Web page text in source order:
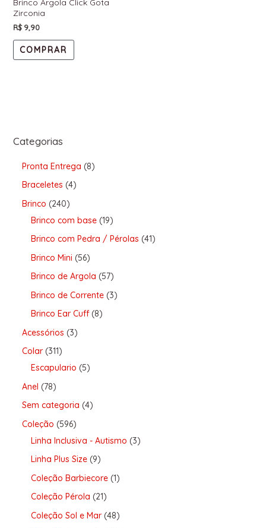
Categorias
Pronta Entrega 8
Braceletes 4
Brinco 240
Brinco com base 19
Brinco com Pedra / Pérolas 41
Brinco Mini 56
Brinco de Argola 57
Brinco de Corrente 3
Brinco Ear Cuff 8
Acessórios 3
Colar 311
Escapulario 5
Anel 78
Sem categoria 4
Coleção 596
Linha Inclusiva - Autismo 3
Linha Plus Size 9
Coleção Barbiecore 1
Coleção Pérola 21
Coleção Sol e Mar 48
Brinco Argola Click Gota
Zirconia
R$9,90
COMPRAR